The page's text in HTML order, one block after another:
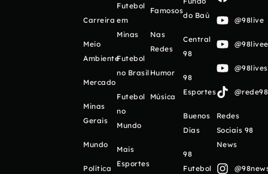
Carreira
Meio
Ambiente
Mercado
Minas
Gerais
Mundo
Política
Futebol
em
Minas
Futebol
no Brasil
Futebol
no
Mundo
Mais
Esportes
Famosos
Nas
Redes
Humor
Música
do Baú
Central
98
98
Esportes
Buenos
Días
98
Futebol
@98live
Redes
Sociais 98
News